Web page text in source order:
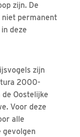
zijn. De
niet permanent
deze
zijn
2000-
Oostelijke
Voor deze
alle